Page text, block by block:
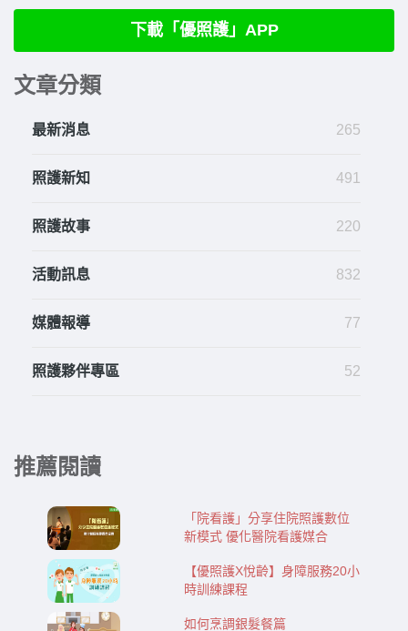
下載「優照護」APP
文章分類
最新消息 265
照護新知 491
照護故事 220
活動訊息 832
媒體報導 77
照護夥伴專區 52
推薦閱讀
「院看護」分享住院照護數位
新模式 優化醫院看護媒合
【優照護X悅齡】身障服務20小
時訓練課程
如何烹調銀髮餐篇